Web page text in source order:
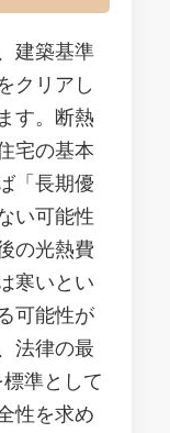
建築基準
クリアし
す。断熱
宅の基本
「長期優
い可能性
の光熱費
寒いとい
可能性が
法律の最
準として
性を求め